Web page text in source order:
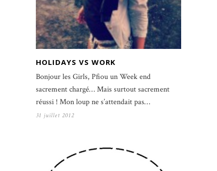
HOLIDAYS VS WORK
Bonjour les Girls, Pfiou un Week end
sacrement chargé… Mais surtout sacrement
réussi ! Mon loup ne s’attendait pas…
31 juillet 2012